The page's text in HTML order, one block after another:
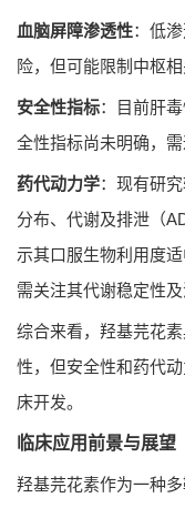
血脑屏障渗透性：低
险，但可能限制中枢
安全性指标：目前肝
全性指标尚未明确，
药代动力学：现有研
分布、代谢及排泄（
示其口服生物利用度
需关注其代谢稳定性及
综合来看，羟基芫花
性，但安全性和药代
床开发。
临床应用前景与展望
羟基芫花素作为一种